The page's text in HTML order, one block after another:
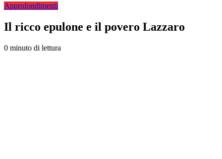
Approfondimenti
Il ricco epulone e il povero Lazzaro
0 minuto di lettura